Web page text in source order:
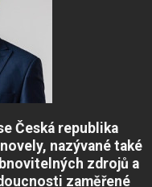
Česká republika
nazývané také
zdrojů a
zaměřené